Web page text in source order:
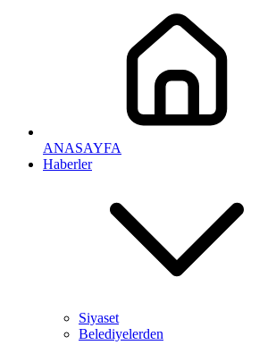
ANASAYFA
Haberler
Siyaset
Belediyelerden